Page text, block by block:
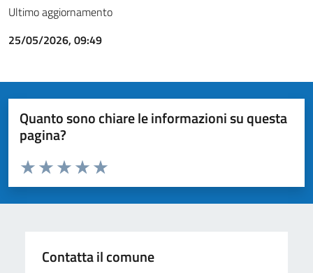
Ultimo aggiornamento
25/05/2026, 09:49
Quanto sono chiare le informazioni su questa
pagina?
Valuta da 1 a 5 stelle la pagina
Valuta 5 stelle su 5
Valuta 4 stelle su 5
Valuta 3 stelle su 5
Valuta 2 stelle su 5
Valuta 1 stelle su 5
Contatta il comune